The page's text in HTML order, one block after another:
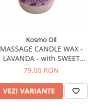
Kosmo Oil
MASSAGE CANDLE WAX -
LAVANDA - with SWEET
ALMOND & SHEA BUTTER
79,00 RON
VEZI VARIANTE